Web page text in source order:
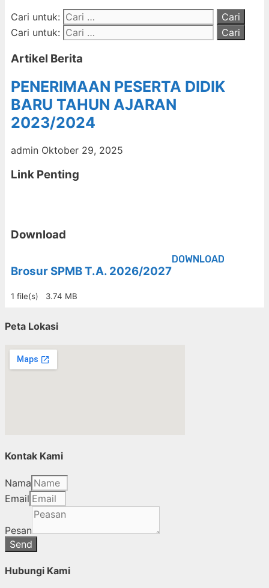
Cari untuk:
Cari untuk:
Artikel Berita
PENERIMAAN PESERTA DIDIK
BARU TAHUN AJARAN
2023/2024
admin Oktober 29, 2025
Link Penting
Download
Brosur SPMB T.A. 2026/2027
1 file(s) 3.74 MB
DOWNLOAD
Peta Lokasi
Kontak Kami
Nama
Email
Pesan
Send
Hubungi Kami